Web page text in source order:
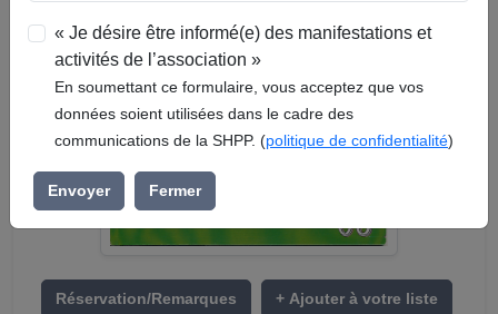
Réservation/Remarques + Ajouter à votre liste
« Je désire être informé(e) des manifestations et
activités de l’association »
En soumettant ce formulaire, vous acceptez que vos
données soient utilisées dans le cadre des
communications de la SHPP. (politique de confidentialité)
Envoyer Fermer